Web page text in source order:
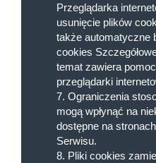
Przeglądarka
usunięcie plików
także automatyczne
cookies
temat zawiera
przeglądarki
7. Ograniczenia
mogą wpłynąć na
dostępne na
Serwisu.
8. Pliki cookies